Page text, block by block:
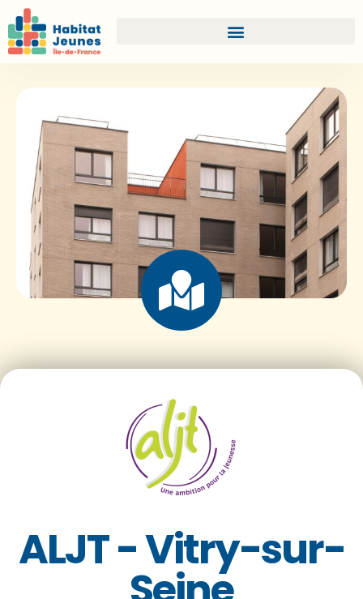
ALJT - Vitry-sur-